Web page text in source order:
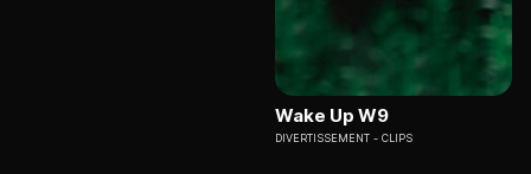
Wake Up W9
DIVERTISSEMENT CLIPS